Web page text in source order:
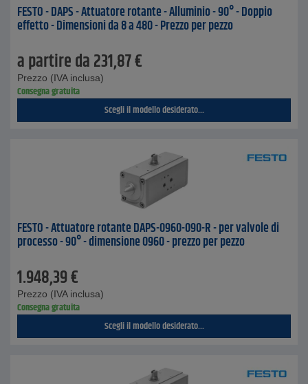
FESTO - DAPS - Attuatore rotante - Alluminio - 90° - Doppio
effetto - Dimensioni da 8 a 480 - Prezzo per pezzo
a partire da231,87€
Prezzo (IVA inclusa)
Consegna gratuita
Scegli il modello desiderato...
FESTO - Attuatore rotante DAPS-0960-090-R - per valvole di
processo - 90° - dimensione 0960 - prezzo per pezzo
1.948,39€
Prezzo (IVA inclusa)
Consegna gratuita
Scegli il modello desiderato...